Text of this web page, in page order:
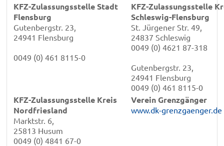
KFZ-Zulassungsstelle Stadt
Flensburg
Gutenbergstr. 23,
24941 Flensburg
0049 (0) 461 8115-0
KFZ-Zulassungsstelle
Schleswig-Flensburg
St. Jürgener Str. 49,
24837 Schleswig
0049 (0) 4621 87-318
Gutenbergstr. 23,
24941 Flensburg
0049 (0) 461 8115-0
KFZ-Zulassungsstelle Kreis
Nordfriesland
Marktstr. 6,
25813 Husum
0049 (0) 4841 67-0
Verein Grenzgänger
www.dk-grenzgaenger.de